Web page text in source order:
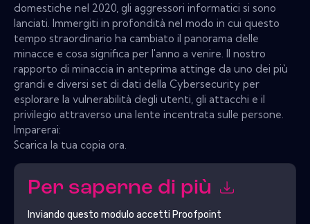
domestiche nel 2020, gli aggressori informatici si sono
lanciati. Immergiti in profondità nel modo in cui questo
tempo straordinario ha cambiato il panorama delle
minacce e cosa significa per l'anno a venire. Il nostro
rapporto di minaccia in anteprima attinge da uno dei più
grandi e diversi set di dati della Cybersecurity per
esplorare la vulnerabilità degli utenti, gli attacchi e il
privilegio attraverso una lente incentrata sulle persone.
Imparerai:
Scarica la tua copia ora.
Per saperne di più
Inviando questo modulo accetti Proofpoint